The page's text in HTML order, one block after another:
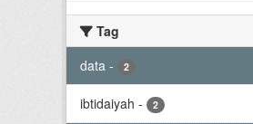
Tag
data - 2
ibtidaiyah - 2